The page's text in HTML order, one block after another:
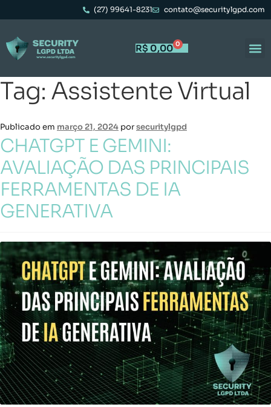
(27) 99641-8231 contato@securitylgpd.com
R$ 0,00 0
Tag: Assistente Virtual
Publicado em março 21, 2024 porsecuritylgpd
CHATGPT E GEMINI:
AVALIAÇÃO DAS PRINCIPAIS
FERRAMENTAS DE IA
GENERATIVA